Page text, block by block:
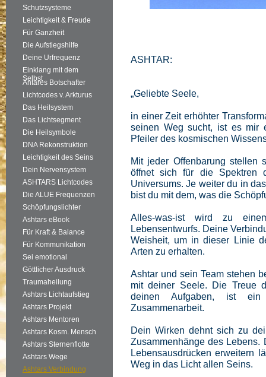
Schutzsysteme
Leichtigkeit & Freude
Für Ganzheit
Die Aufstiegshilfe
Deine Urfrequenz
Einklang mit dem
Selbst
Antares Botschafter
Lichtcodes v. Arkturus
Das Heilsystem
Das Lichtsegment
Die Heilsymbole
DNA Rekonstruktion
Leichtigkeit des Seins
Dein Nervensystem
ASHTARS Lichtcodes
Die ALUE Frequenzen
Schöpfungslichter
Ashtars eBook
Für Kraft & Balance
Für Kommunikation
Sei emotional
Göttlicher Ausdruck
Traumaheilung
Ashtars Lichtaufstieg
Ashtars Projekt
Ashtars Mentoren
Ashtars Kosm. Mensch
Ashtars Sternenflotte
Ashtars Wege
Ashtars Verbindung
ASHTAR:
„Geliebte Seele,
in einer Zeit erhöhter
seinen Weg sucht, ist es mir
Pfeiler des kosmischen
Mit jeder Offenbarung stellen
öffnet sich für die Spektren
Universums. Je weiter du in
bist du mit dem, was die
Alles-was-ist wird zu
Lebensentwurfs. Deine
Weisheit, um in dieser Linie
Arten zu erhalten.
Ashtar und sein Team stehen
mit deiner Seele. Die Treue
deinen Aufgaben, ist ein
Zusammenarbeit.
Dein Wirken dehnt sich zu
Zusammenhänge des
Lebensausdrücken erweitern
Weg in das Licht allen Seins.